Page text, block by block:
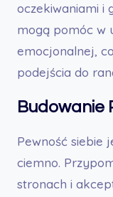
oczekiwaniami i
mogą pomóc w
emocjonalnej,
podejścia do
Budowanie
Pewność siebie
ciemno.
stronach i